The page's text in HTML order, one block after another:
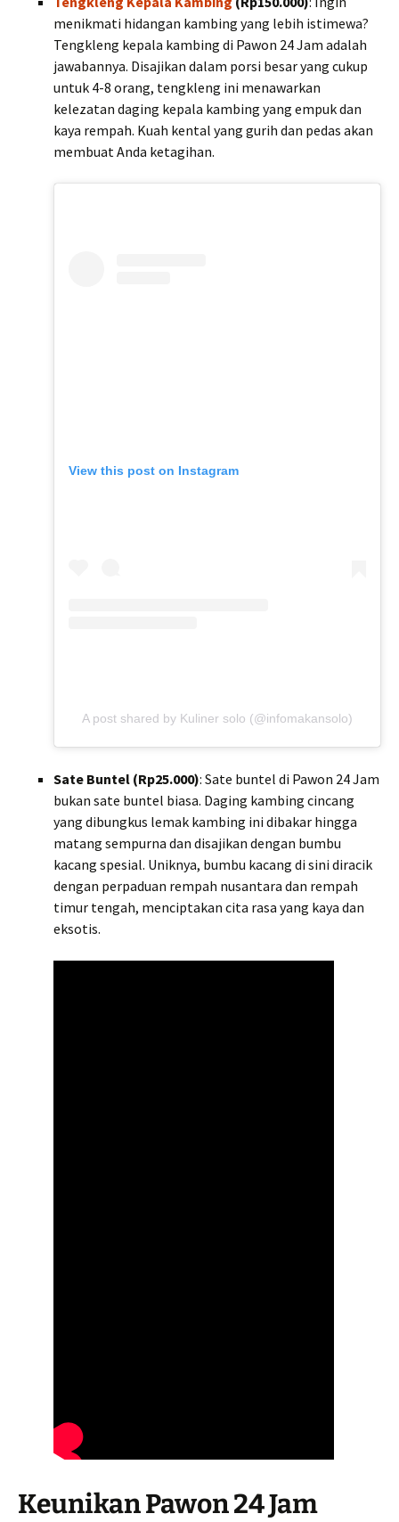
menikmati hidangan kambing yang lebih istimewa?
Tengkleng kepala kambing di Pawon 24 Jam adalah
jawabannya. Disajikan dalam porsi besar yang cukup
untuk 4-8 orang, tengkleng ini menawarkan
kelezatan daging kepala kambing yang empuk dan
kaya rempah. Kuah kental yang gurih dan pedas akan
membuat Anda ketagihan.
View this post on Instagram
A post shared by Kuliner solo (@infomakansolo)
Sate Buntel (Rp25.000): Sate buntel di Pawon 24 Jam
bukan sate buntel biasa. Daging kambing cincang
yang dibungkus lemak kambing ini dibakar hingga
matang sempurna dan disajikan dengan bumbu
kacang spesial. Uniknya, bumbu kacang di sini diracik
dengan perpaduan rempah nusantara dan rempah
timur tengah, menciptakan cita rasa yang kaya dan
eksotis.
Keunikan Pawon 24 Jam